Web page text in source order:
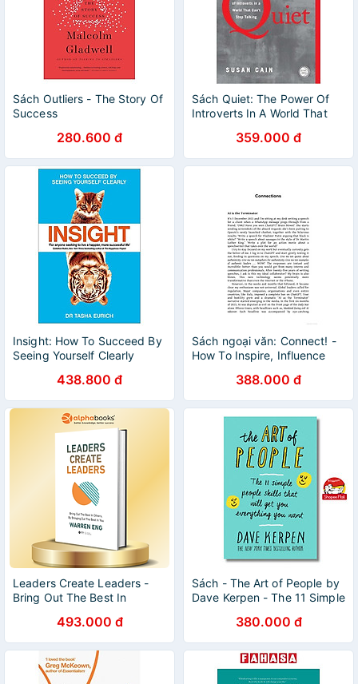
Sách Outliers - The Story Of
Success
280.600 đ
Sách Quiet: The Power Of
Introverts In A World That
359.000 đ
Insight: How To Succeed By
Seeing Yourself Clearly
438.800 đ
Sách ngoại văn: Connect! -
How To Inspire, Influence
Anywhere, Anytime
388.000 đ
Leaders Create Leaders -
Bring Out The Best In
Best In You - Warren Eng -
Alpha Books
493.000 đ
Sách - The Art of People by
Dave Kerpen - The 11 Simple
You Everything You
Want/Business
380.000 đ